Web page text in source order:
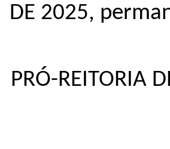
DE 2025,
PRÓ-REITORIA